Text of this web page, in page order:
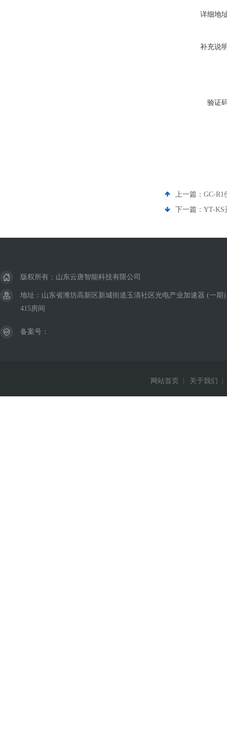
详细地
补充说
验证
上一篇： GC-R1
下一篇： YT-KS
版权所有：山东云唐智能科技有限公司
地址：山东省潍坊高新区新城街道玉清社区光电产业加速器 (一期
415房间
备案号：
网站首页 关于我们